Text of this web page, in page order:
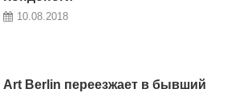
10.08.2018
Art Berlin переезжает в бывший